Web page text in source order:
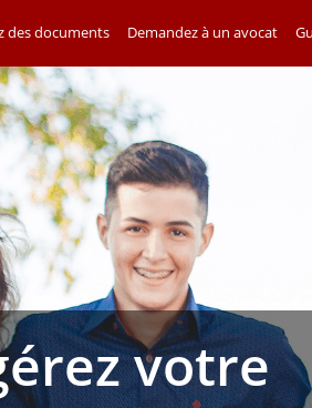
des documents Demandez à un avocat
votre